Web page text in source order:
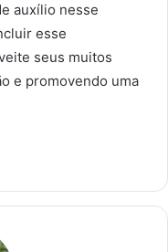
auxílio nesse
esse
seus muitos
e promovendo uma